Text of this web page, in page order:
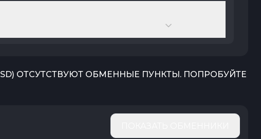
) ОТСУТСТВУЮТ ОБМЕННЫЕ ПУНКТЫ. ПОПРОБУЙТЕ